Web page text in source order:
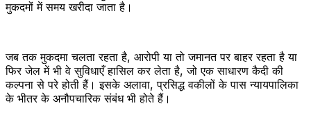
मुकदमों में समय खरीदा जाता है।
जब तक मुकदमा चलता रहता है, आरोपी या तो जमानत पर बाहर रहता है या
फिर जेल में भी वे सुविधाएँ हासिल कर लेता है, जो एक साधारण कैदी की
कल्पना से परे होती हैं। इसके अलावा, प्रसिद्ध वकीलों के पास न्यायपालिका
के भीतर के अनौपचारिक संबंध भी होते हैं।